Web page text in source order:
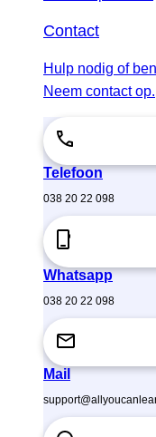
Contact
Hulp nodig of
Neem contact op.
Telefoon
038 20 22 098
Whatsapp
038 20 22 098
Mail